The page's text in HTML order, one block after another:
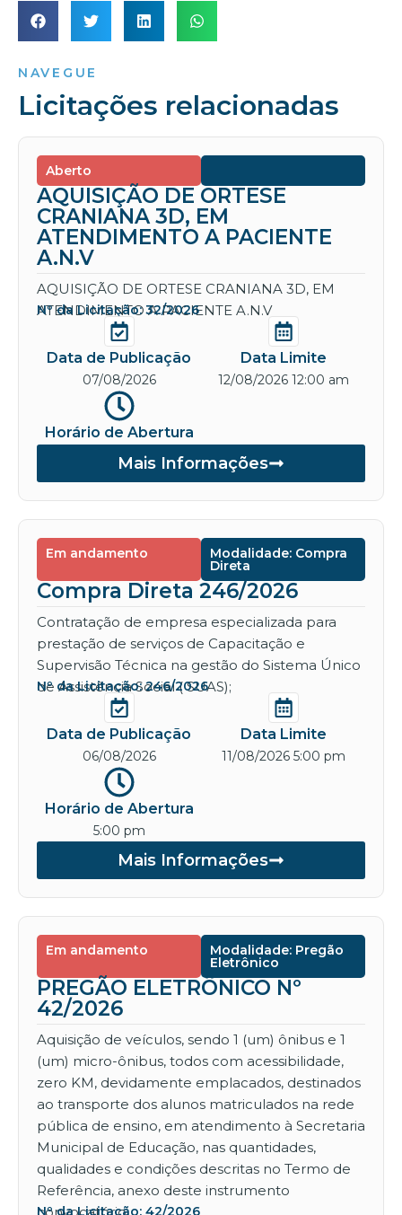
NAVEGUE
Licitações relacionadas
Aberto
AQUISIÇÃO DE ORTESE
CRANIANA 3D, EM
ATENDIMENTO A PACIENTE
A.N.V
AQUISIÇÃO DE ORTESE CRANIANA 3D, EM
ATENDIMENTO A PACIENTE A.N.V
Nº da Licitação: 32/2026
Data de Publicação
07/08/2026
Data Limite
12/08/2026 12:00 am
Horário de Abertura
Mais Informações
Em andamento Modalidade: Compra
Direta
Compra Direta 246/2026
Contratação de empresa especializada para
prestação de serviços de Capacitação e
Supervisão Técnica na gestão do Sistema Único
de Assistência Social ( SUAS);
Nº da Licitação: 246/2026
Data de Publicação
06/08/2026
Data Limite
11/08/2026 5:00 pm
Horário de Abertura
5:00 pm
Mais Informações
Em andamento Modalidade: Pregão
Eletrônico
PREGÃO ELETRÔNICO Nº
42/2026
Aquisição de veículos, sendo 1 (um) ônibus e 1
(um) micro-ônibus, todos com acessibilidade,
zero KM, devidamente emplacados, destinados
ao transporte dos alunos matriculados na rede
pública de ensino, em atendimento à Secretaria
Municipal de Educação, nas quantidades,
qualidades e condições descritas no Termo de
Referência, anexo deste instrumento
Nº da Licitação: 42/2026